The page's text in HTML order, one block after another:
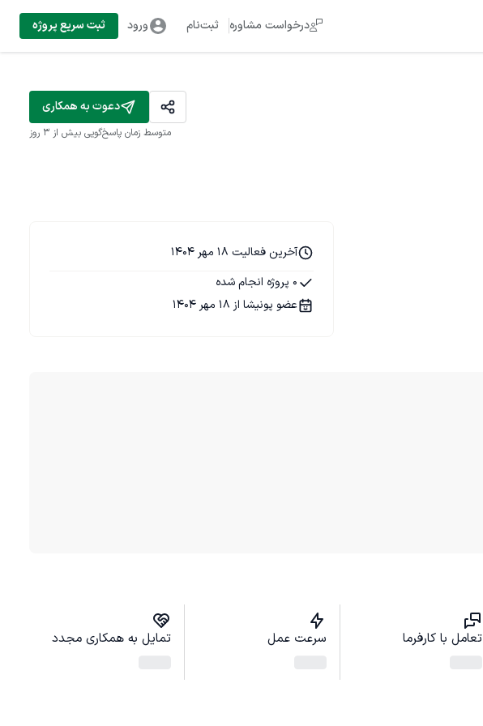
درخواست مشاوره ثبت‌نام ورود ثبت سریع پروژه
دعوت به همکاری
متوسط زمان پاسخ‌گویی بیش از ۳ روز
آخرین فعالیت 18 مهر 1404
0 پروژه انجام شده
عضو پونیشا از 18 مهر 1404
تعامل با کارفرما سرعت عمل تمایل به همکاری مجدد